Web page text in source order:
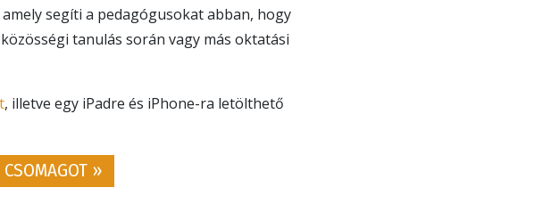
segíti a pedagógusokat abban, hogy
tanulás során vagy más oktatási
, illetve egy iPadre és iPhone-ra letölthető
CSOMAGOT »